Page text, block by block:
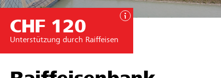
Unterstützen
Hilfe & Support
Projekte und Organisationen finden
CHF 120
Unterstützung durch Raiffeisen